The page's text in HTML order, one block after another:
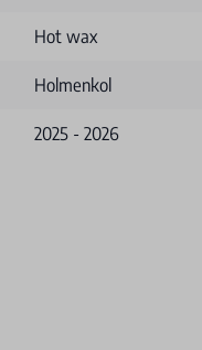
Hot wax
Holmenkol
2025 - 2026